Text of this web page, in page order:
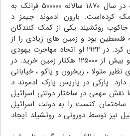
خانوادگی نشان می‌دهد که در سال ۱۸۷۰ سالانه ۵۰۰۰۰۰ فرانک به
کرده‌است. بارون ادموند جیمز د
روثشیلد یکی از کمک کنندگان
فلسطین بود و زمین های زیادی را از
زمین داران عثمانی خریداری کرد. در ۱۹۲۴ او اتحاد مهاجرت یهودی
به فلسطین را تشکیل داد و بیش از ۱۲۵۰۰۰ هکتار زمین خرید. در
متولا ، زیخرون و یاکو ، خیابانی
دارد. پارکی در پاریس پارک ادموند د
نقش مهمی در ساختار دولتی اسرائیل
ساختمان کنست را به دولت اسرائیل
نیز توسط دوروتی د روثشیلد ایجاد